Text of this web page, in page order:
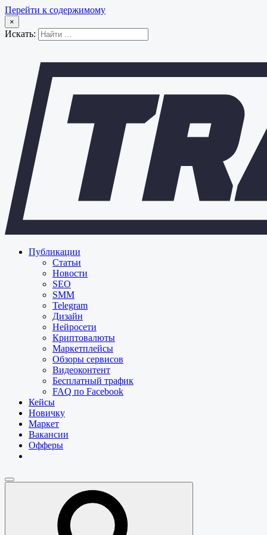
Перейти к содержимому
×
Искать:
Публикации
Статьи
Новости
SEO
SMM
Telegram
Дизайн
Нейросети
Криптовалюты
Маркетплейсы
Обзоры сервисов
Видеоконтент
Бесплатный трафик
FAQ по Facebook
Кейсы
Новичку
Маркет
Вакансии
Офферы